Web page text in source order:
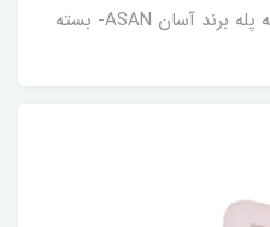
گوشگیر مدل EP08 حرفه ای سه پله برند آسان ASAN- بسته